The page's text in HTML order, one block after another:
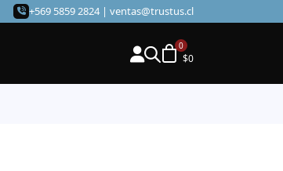
+569 5859 2824 | ventas@trustus.cl
$0